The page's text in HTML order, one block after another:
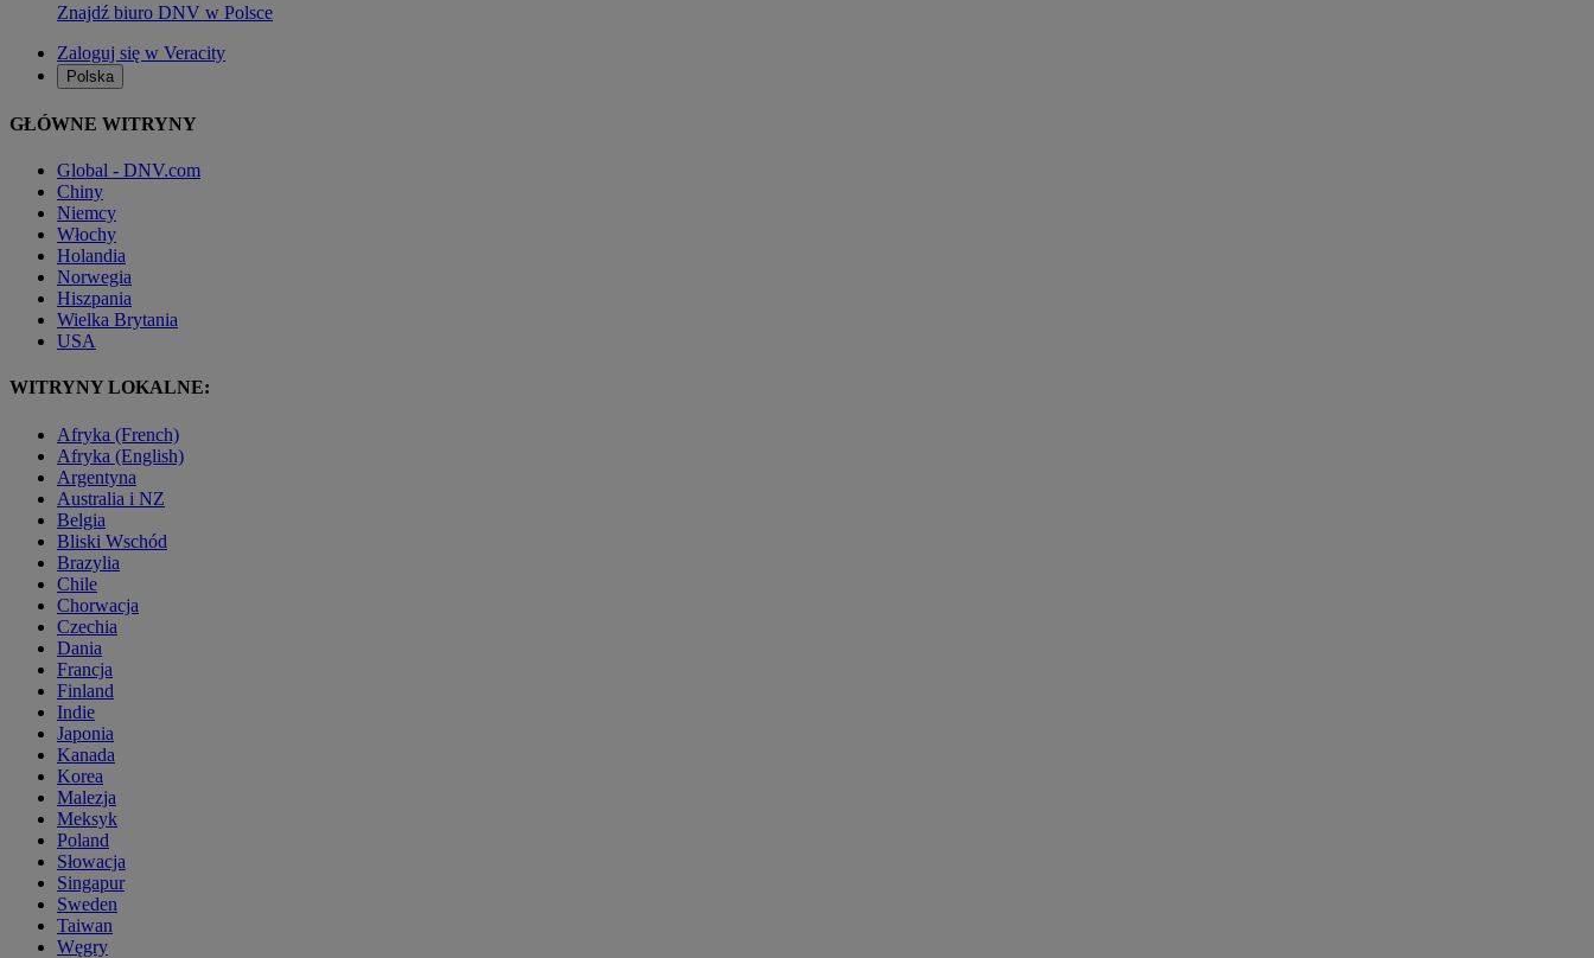
Znajdź biuro DNV w Polsce
Zaloguj się w Veracity
Polska
GŁÓWNE WITRYNY
Global - DNV.com
Chiny
Niemcy
Włochy
Holandia
Norwegia
Hiszpania
Wielka Brytania
USA
WITRYNY LOKALNE:
Afryka (French)
Afryka (English)
Argentyna
Australia i NZ
Belgia
Bliski Wschód
Brazylia
Chile
Chorwacja
Czechia
Dania
Francja
Finland
Indie
Japonia
Kanada
Korea
Malezja
Meksyk
Poland
Słowacja
Singapur
Sweden
Taiwan
Węgry